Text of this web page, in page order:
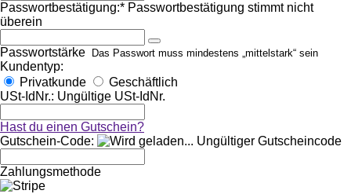
Passwortbestätigung:* Passwortbestätigung stimmt nicht
überein
Passwortstärke Das Passwort muss mindestens „mittelstark“ sein
Kundentyp:
Privatkunde
Geschäftlich
USt-IdNr.: Ungültige USt-IdNr.
Hast du einen Gutschein?
Gutschein-Code:
Ungültiger Gutscheincode
Zahlungsmethode